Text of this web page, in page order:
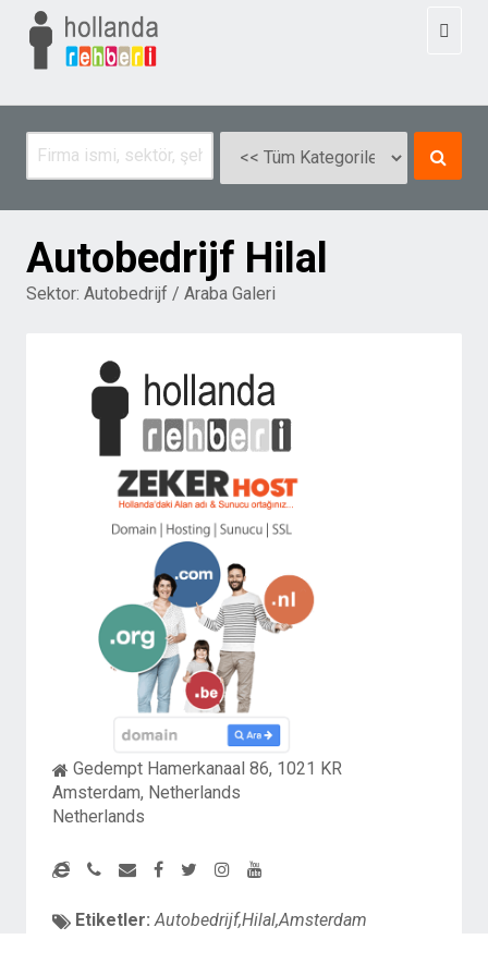
Autobedrijf Hilal
Sektor: Autobedrijf / Araba Galeri
Gedempt Hamerkanaal 86, 1021 KR
Amsterdam, Netherlands
Netherlands
Etiketler: Autobedrijf,Hilal,Amsterdam